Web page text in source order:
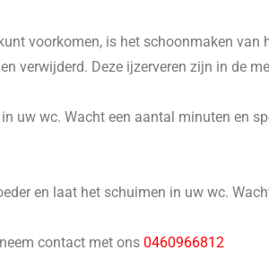
voorkomen, is het schoonmaken
verwijderd. Deze ijzerveren zijn in de
uw wc. Wacht een aantal minuten en
en laat het schuimen in uw wc.
contact met ons 0460966812